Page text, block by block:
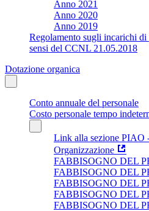
Anno 2021
Anno 2020
Anno 2019
Regolamento sugli incarichi
sensi del CCNL 21.05.2018
Dotazione organica
Conto annuale del personale
Costo personale tempo
Link alla sezione PIAO
Organizzazione
FABBISOGNO DEL
FABBISOGNO DEL
FABBISOGNO DEL
FABBISOGNO DEL
FABBISOGNO DEL